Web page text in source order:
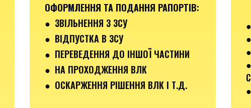
ОФОРМЛЕННЯ ТА ПОДАННЯ РАПОРТІВ:
● ЗВІЛЬНЕННЯ З ЗСУ
● ВІДПУСТКА В ЗСУ
● ПЕРЕВЕДЕННЯ ДО ІНШОЇ ЧАСТИНИ
● НА ПРОХОДЖЕННЯ ВЛК
● ОСКАРЖЕННЯ РІШЕННЯ ВЛК І Т.Д.